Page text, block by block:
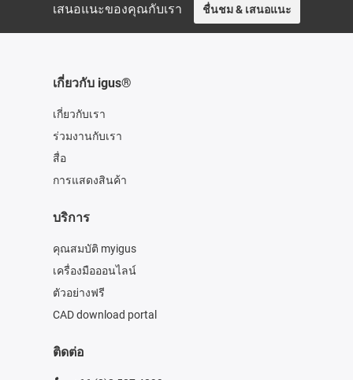
เสนอแนะของคุณกับเรา
ชื่นชม & เสนอแนะ
เกี่ยวกับ igus®
เกี่ยวกับเรา
ร่วมงานกับเรา
สื่อ
การแสดงสินค้า
บริการ
คุณสมบัติ myigus
เครื่องมือออนไลน์
ตัวอย่างฟรี
CAD download portal
ติดต่อ